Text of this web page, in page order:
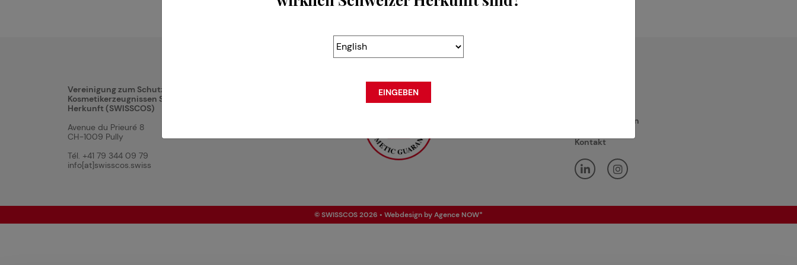
Vereinigung zum Schutz von
Kosmetikerzeugnissen Schweizer
Herkunft (SWISSCOS)
Avenue du Prieuré 8
CH-1009 Pully
Tél. +41 79 344 09 79
info[at]swisscos.swiss
Mitglied werden
Kontakt
© SWISSCOS 2026 • Webdesign byAgence NOW*
EINGEBEN